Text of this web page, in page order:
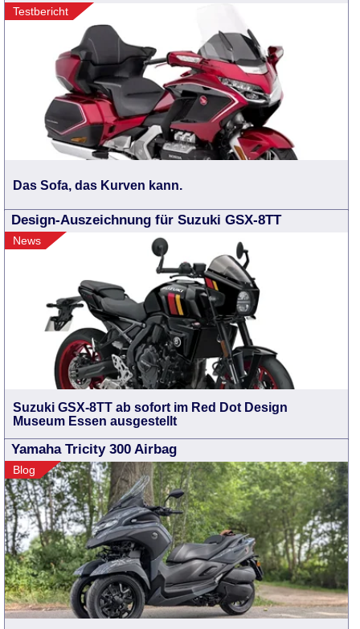
Testbericht
Das Sofa, das Kurven kann.
Design-Auszeichnung für Suzuki GSX-8TT
News
Suzuki GSX-8TT ab sofort im Red Dot Design
Museum Essen ausgestellt
Yamaha Tricity 300 Airbag
Blog